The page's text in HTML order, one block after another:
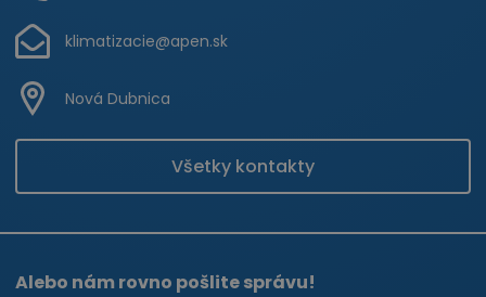
klimatizacie@apen.sk
Nová Dubnica
Všetky kontakty
Alebo nám rovno pošlite správu!